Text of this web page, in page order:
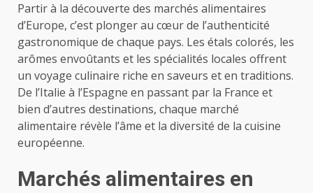
Partir à la découverte des marchés alimentaires
d’Europe, c’est plonger au cœur de l’authenticité
gastronomique de chaque pays. Les étals colorés, les
arômes envoûtants et les spécialités locales offrent
un voyage culinaire riche en saveurs et en traditions.
De l’Italie à l’Espagne en passant par la France et
bien d’autres destinations, chaque marché
alimentaire révèle l’âme et la diversité de la cuisine
européenne.
Marchés alimentaires en